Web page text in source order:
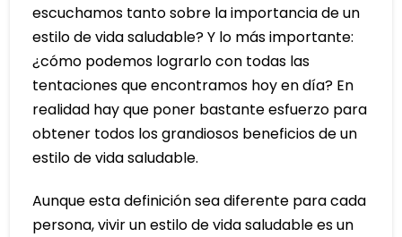
escuchamos tanto sobre la importancia de un
estilo de vida saludable? Y lo más importante:
¿cómo podemos lograrlo con todas las
tentaciones que encontramos hoy en día? En
realidad hay que poner bastante esfuerzo para
obtener todos los grandiosos beneficios de un
estilo de vida saludable.
Aunque esta definición sea diferente para cada
persona, vivir un estilo de vida saludable es un